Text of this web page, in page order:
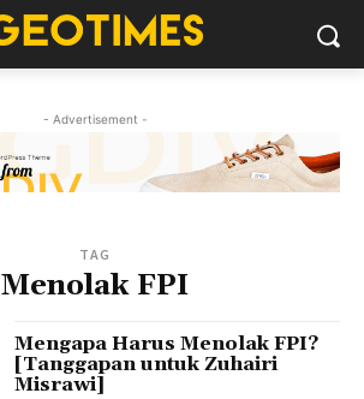
- Advertisement -
TAG
Menolak FPI
Mengapa Harus Menolak FPI?
[Tanggapan untuk Zuhairi
Misrawi]